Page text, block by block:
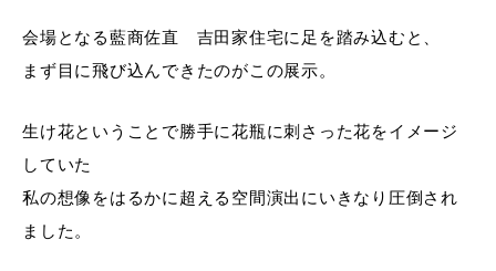
会場となる藍商佐直 吉田家住宅に足を踏み込むと、
まず目に飛び込んできたのがこの展示。
生け花ということで勝手に花瓶に刺さった花をイメージ
していた
私の想像をはるかに超える空間演出にいきなり圧倒され
ました。